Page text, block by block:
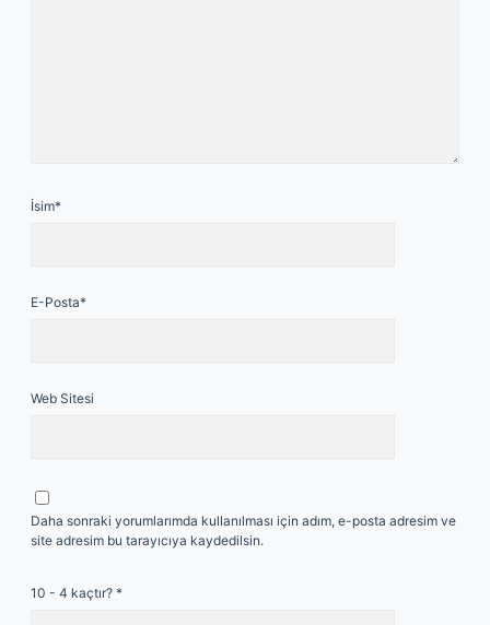
İsim*
E-Posta*
Web Sitesi
Daha sonraki yorumlarımda kullanılması için adım, e-posta adresim ve
site adresim bu tarayıcıya kaydedilsin.
10 - 4 kaçtır? *